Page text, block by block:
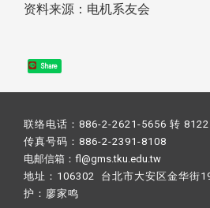
资料来源：电机系友会
Share
联络电话：886-2-2621-5656 转
传真号码：886-2-2391-8108
电邮信箱：fl@gms.tku.edu.tw
地址：106302 台北市大安区金华街
护： 廖家鸣​